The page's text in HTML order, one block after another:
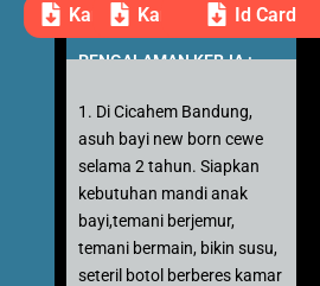
Kartu PesertaKartu PesertaId Card
PENGALAMAN KERJA :
1. Di Cicahem Bandung,
asuh bayi new born cewe
selama 2 tahun. Siapkan
kebutuhan mandi anak
bayi,temani berjemur,
temani bermain, bikin susu,
seteril botol berberes kamar